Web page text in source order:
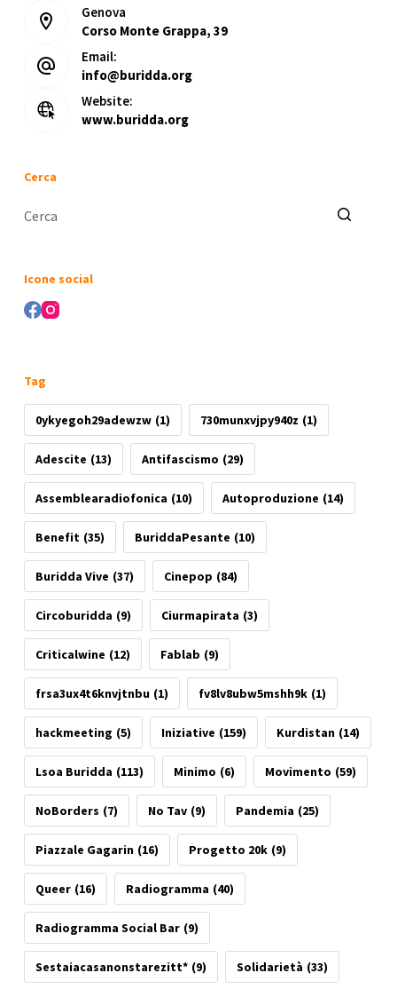
Genova
Corso Monte Grappa, 39
Email:
info@buridda.org
Website:
www.buridda.org
Cerca
Icone social
Tag
0ykyegoh29adewzw (1) 730munxvjpy940z (1)
Adescite (13) Antifascismo (29)
Assemblearadiofonica (10) Autoproduzione (14)
Benefit (35) BuriddaPesante (10)
Buridda Vive (37) Cinepop (84)
Circoburidda (9) Ciurmapirata (3)
Criticalwine (12) Fablab (9)
frsa3ux4t6knvjtnbu (1) fv8lv8ubw5mshh9k (1)
hackmeeting (5) Iniziative (159) Kurdistan (14)
Lsoa Buridda (113) Minimo (6) Movimento (59)
NoBorders (7) No Tav (9) Pandemia (25)
Piazzale Gagarin (16) Progetto 20k (9)
Queer (16) Radiogramma (40)
Radiogramma Social Bar (9)
Sestaiacasanonstarezitt* (9) Solidarietà (33)